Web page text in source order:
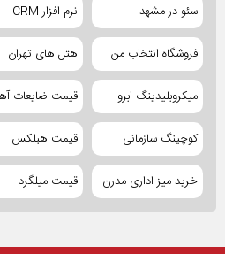
سئو در مشهد نرم افزار CRM
فروشگاه انتخاب من هتل های تهران
میکروبلیدینگ ابرو قیمت ضایعات
کوچینگ سازمانی قیمت هبلکس
خرید میز اداری مدرن قیمت میلگرد